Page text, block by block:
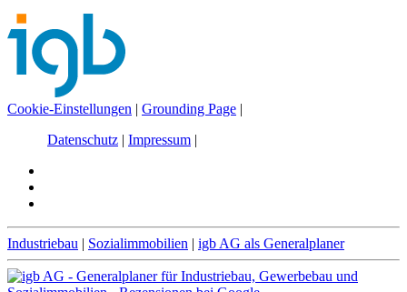
Cookie-Einstellungen | Grounding Page |
Datenschutz | Impressum |
Industriebau | Sozialimmobilien | igb AG als Generalplaner